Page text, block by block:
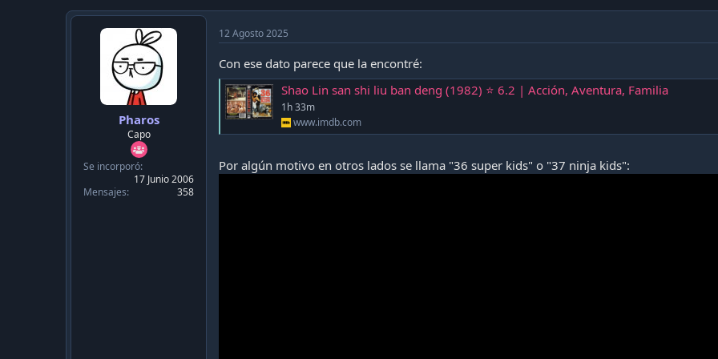
Pharos
Capo
Se incorporó
17 Junio 2006
Mensajes
358
12 Agosto 2025
Con ese dato parece que la encontré:
Shao Lin san shi liu ban deng (1982) ⭐ 6.2 | Acción, Aventura, Familia
1h 33m
www.imdb.com
Por algún motivo en otros lados se llama "36 super kids" o "37 ninja kids":